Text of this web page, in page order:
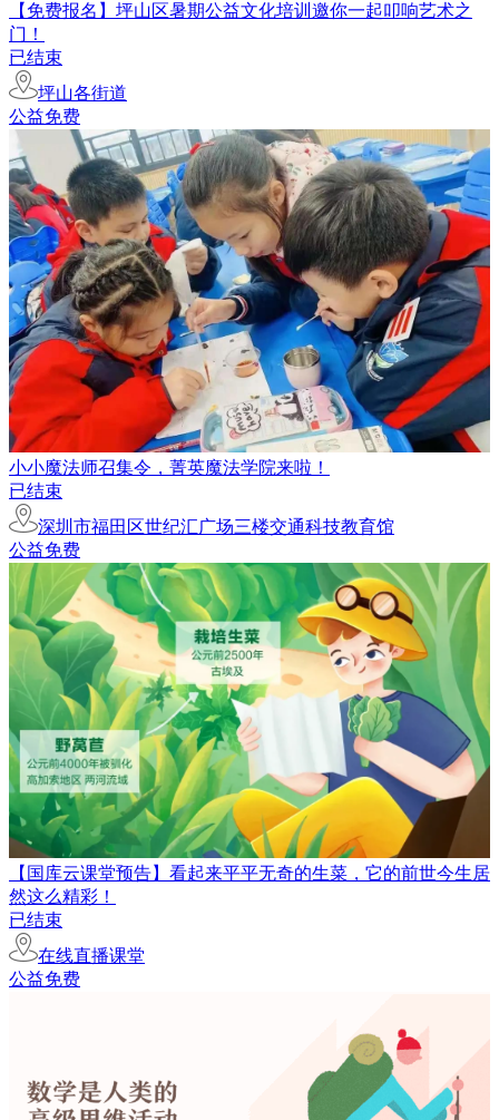
【免费报名】坪山区暑期公益文化培训邀你一起叩响艺术之
门！
已结束
坪山各街道
公益免费
小小魔法师召集令，菁英魔法学院来啦！
已结束
深圳市福田区世纪汇广场三楼交通科技教育馆
公益免费
【国库云课堂预告】看起来平平无奇的生菜，它的前世今生居
然这么精彩！
已结束
在线直播课堂
公益免费